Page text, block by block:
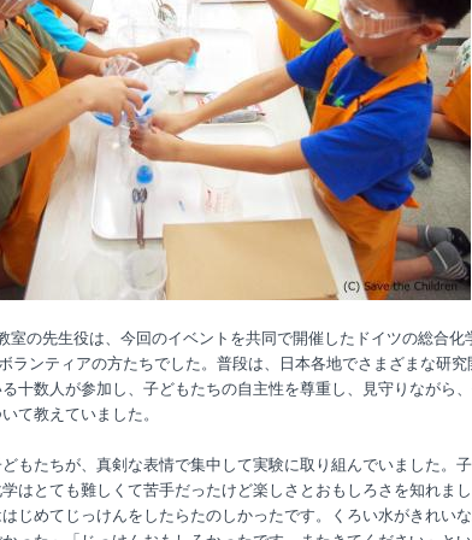
室の先生役は、今回のイベントを共同で開催したドイツの総合化
ランティアの方たちでした。普段は、日本各地でさまざまな研究
十数人が参加し、子どもたちの自主性を尊重し、見守りながら
て教えていました。
もたちが、真剣な表情で集中して実験に取り組んでいました。
はとても難しくて苦手だったけど楽しさとおもしろさを知れまし
じめてじっけんをしたらたのしかったです。くろい水がきれい